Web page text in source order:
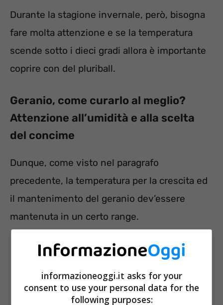
Durante la stagione invernale, però, bisogna
fare molta attenzione e se la temperatura
scende sotto i dieci gradi allora è importante
coprire con del pluriball.
Geranio, come curarlo al meglio?
Attenzione all’umidità e alla scelta
del concime
Dunque, come visto nel paragrafo
precedente, la temperatura per la crescita ed
il mantenimento del geranio dev’essere
mantenuta in un certo range.
informazioneoggi.it asks for your
consent to use your personal data for the
following purposes: